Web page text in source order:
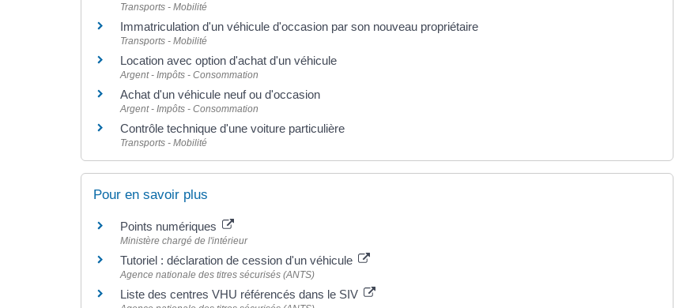
Transports - Mobilité
Immatriculation d'un véhicule d'occasion par son nouveau propriétaire
Transports - Mobilité
Location avec option d'achat d'un véhicule
Argent - Impôts - Consommation
Achat d'un véhicule neuf ou d'occasion
Argent - Impôts - Consommation
Contrôle technique d'une voiture particulière
Transports - Mobilité
Pour en savoir plus
Points numériques
Ministère chargé de l'intérieur
Tutoriel : déclaration de cession d'un véhicule
Agence nationale des titres sécurisés (ANTS)
Liste des centres VHU référencés dans le SIV